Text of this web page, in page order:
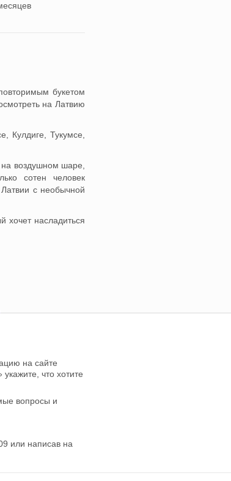
букетом
на Латвию
Кулдиге, Тукумсе,
воздушном шаре,
сотен человек
с необычной
хочет насладиться
на сайте
что хотите
вопросы и
или написав на